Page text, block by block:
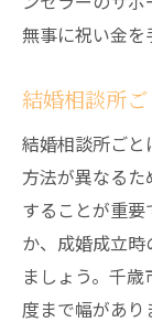
無事に祝い金を
結婚相談所
結婚相談所ご
方法が異なる
することが重
か、成婚成立
ましょう。千
度まで幅があり